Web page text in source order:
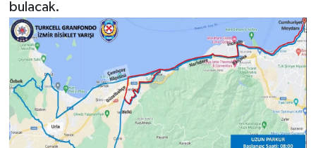
bulacak.